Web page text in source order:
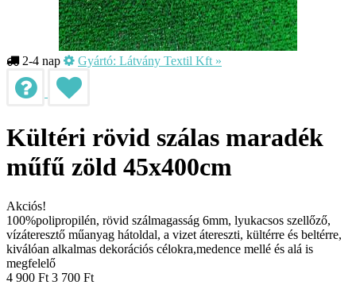
2-4 nap Gyártó: Látvány Textil Kft »
Kültéri rövid szálas maradék
műfű zöld 45x400cm
Akciós!
100%polipropilén, rövid szálmagasság 6mm, lyukacsos szellőző,
vízáteresztő műanyag hátoldal, a vizet átereszti, kültérre és beltérre,
kiválóan alkalmas dekorációs célokra,medence mellé és alá is
megfelelő
4 900 Ft 3 700 Ft